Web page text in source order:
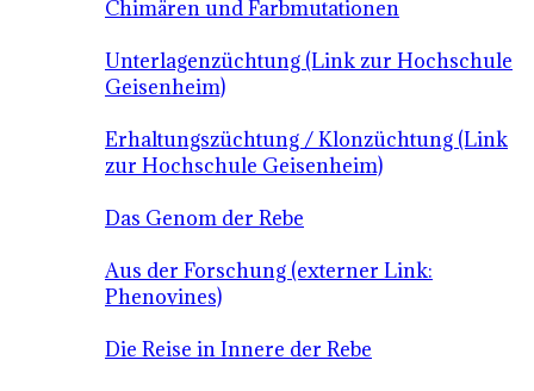
Chimären und Farbmutationen
Unterlagenzüchtung (Link zur Hochschule
Geisenheim)
Erhaltungszüchtung / Klonzüchtung (Link
zur Hochschule Geisenheim)
Das Genom der Rebe
Aus der Forschung (externer Link:
Phenovines)
Die Reise in Innere der Rebe